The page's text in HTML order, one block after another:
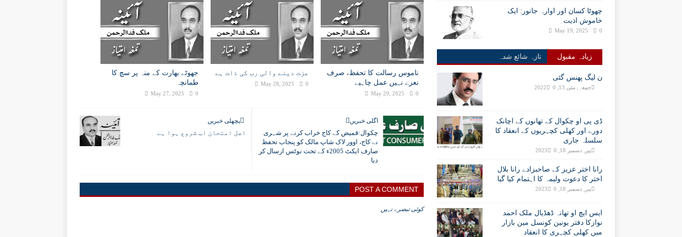
ناموس رسالت کا تحفظ، صرف
نعرے نہیں عمل چاہیے
May 29, 2025 0
عزت دینے والی رب کی ذات ہے
May 28, 2025 0
جھوٹے بھارت کے منہ پر سچ کا
طمانچہ
May 27, 2025 0
اگلی خبریں
چکوال:قمیض کے کاج خراب کرنے پر شہری
نے کاج، اوور لاک شاپ مالک کو پنجاب تحفظ
صارف ایکٹ 2005ء کے تحت نوٹس ارسال کر
دیا
پچھلی خبریں
اصل امتحان اب شروع ہوا ہے
POST A COMMENT
کوئی تبصرے نہیں
چھوٹا کسان اور اوارہ جانور: ایک
خاموش اذیت
May 19, 2025 0
زیادہ مقبول تازہ شائع شدہ
ن لیگ پھنس گئی
جمعہ, مئی 13, 2022 0
ڈی پی او چکوال کے تھانوں کے اچانک
دورے اور کھلی کچہریوں کے انعقاد کا
سلسلہ جاری
پیر, دسمبر 18, 2023 0
رانا اختر عزیز کے صاحبزادے رانا بلال
اختر کا دعوت ولیمہ کا اہتمام کیا گیا
پیر, دسمبر 18, 2023 0
ایس ایچ او تھانہ ڈھڈیال ملک احمد
نوازکا دفتر یونین کونسل مین بازار
میں کھلی کچہری کا انعقاد